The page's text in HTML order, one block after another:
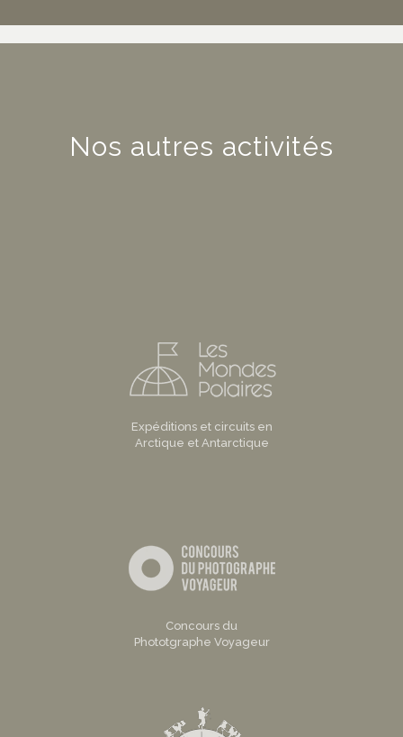
Nos autres activités
Expéditions et circuits en
Arctique et Antarctique
Concours du
Phototgraphe Voyageur